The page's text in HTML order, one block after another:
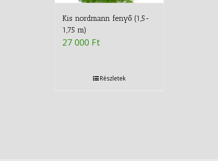
Kis nordmann fenyő (1,5-
1,75 m)
27 000 Ft
Részletek